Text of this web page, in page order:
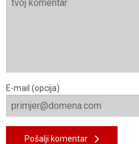
E-mail (opcija)
Pošalji komentar